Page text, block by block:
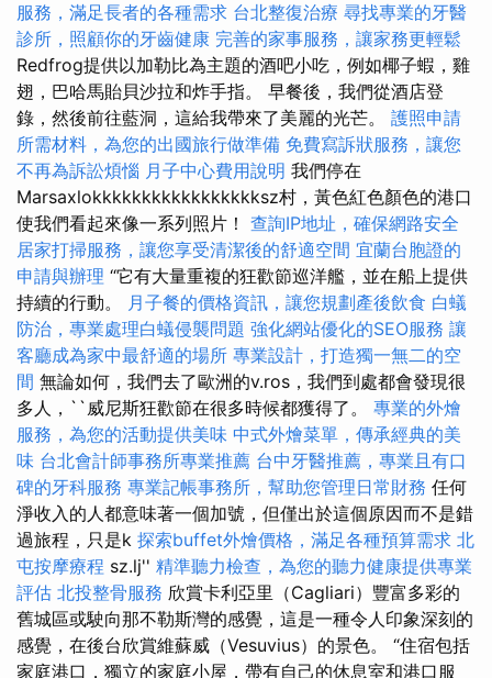
服務，滿足長者的各種需求 台北整復治療 尋找專業的牙醫
診所，照顧你的牙齒健康 完善的家事服務，讓家務更輕鬆
Redfrog提供以加勒比為主題的酒吧小吃，例如椰子蝦，雞
翅，巴哈馬貽貝沙拉和炸手指。 早餐後，我們從酒店登
錄，然後前往藍洞，這給我帶來了美麗的光芒。 護照申請
所需材料，為您的出國旅行做準備 免費寫訴狀服務，讓您
不再為訴訟煩惱 月子中心費用說明 我們停在
Marsaxlokkkkkkkkkkkkkkkkksz村，黃色紅色顏色的港口
使我們看起來像一系列照片！ 查詢IP地址，確保網路安全
居家打掃服務，讓您享受清潔後的舒適空間 宜蘭台胞證的
申請與辦理 “它有大量重複的狂歡節巡洋艦，並在船上提供
持續的行動。 月子餐的價格資訊，讓您規劃產後飲食 白蟻
防治，專業處理白蟻侵襲問題 強化網站優化的SEO服務 讓
客廳成為家中最舒適的場所 專業設計，打造獨一無二的空
間 無論如何，我們去了歐洲的v.ros，我們到處都會發現很
多人，``威尼斯狂歡節在很多時候都獲得了。 專業的外燴
服務，為您的活動提供美味 中式外燴菜單，傳承經典的美
味 台北會計師事務所專業推薦 台中牙醫推薦，專業且有口
碑的牙科服務 專業記帳事務所，幫助您管理日常財務 任何
淨收入的人都意味著一個加號，但僅出於這個原因而不是錯
過旅程，只是k 探索buffet外燴價格，滿足各種預算需求 北
屯按摩療程 sz.lj'' 精準聽力檢查，為您的聽力健康提供專業
評估 北投整骨服務 欣賞卡利亞里（Cagliari）豐富多彩的
舊城區或駛向那不勒斯灣的感覺，這是一種令人印象深刻的
感覺，在後台欣賞維蘇威（Vesuvius）的景色。 “住宿包括
家庭港口，獨立的家庭小屋，帶有自己的休息室和港口服